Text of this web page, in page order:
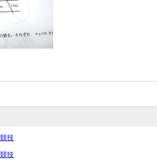
技
技